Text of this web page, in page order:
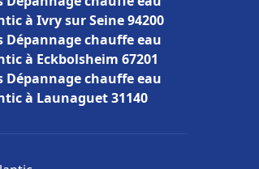
à Ivry sur Seine 94200
Dépannage chauffe eau
à Eckbolsheim 67201
Dépannage chauffe eau
à Launaguet 31140